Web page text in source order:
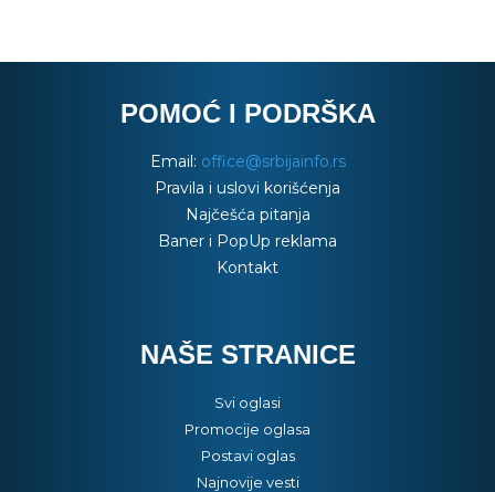
POMOĆ I PODRŠKA
Email: office@srbijainfo.rs
Pravila i uslovi korišćenja
Najčešća pitanja
Baner i PopUp reklama
Kontakt
NAŠE STRANICE
Svi oglasi
Promocije oglasa
Postavi oglas
Najnovije vesti